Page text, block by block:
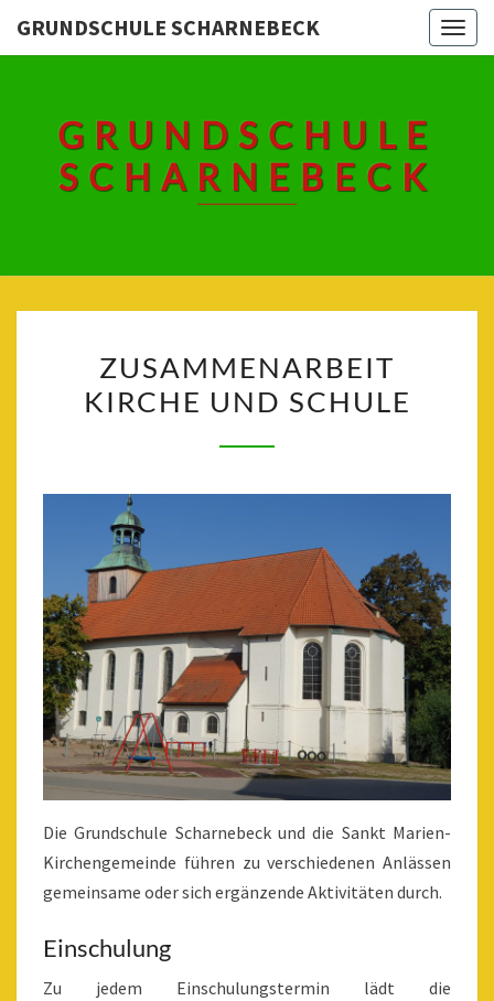
GRUNDSCHULE SCHARNEBECK
GRUNDSCHULE
SCHARNEBECK
KIRCHE
UND
ZUSAMMENARBEIT
KIRCHE UND SCHULE
Die Grundschule Scharnebeck und die Sankt Marien-
Kirchengemeinde führen zu verschiedenen Anlässen
gemeinsame oder sich ergänzende Aktivitäten durch.
Einschulung
Zu jedem Einschulungstermin lädt die